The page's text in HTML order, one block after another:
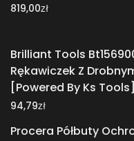
819,00zł
Brilliant Tools
Rękawiczek Z
[Powered By Ks Tools]
94,79zł
Procera Półbuty